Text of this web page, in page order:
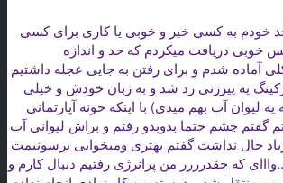
خودم به کسی خیر و خوبی یا کاری برای کسی
خوبی دریافت میکردم که حد و اندازه
آماده شدم و برای رفتن به جایی عجله داشتیم
یه پیرزنی رد شد و به زبان خودش و خیلی
لیوان آب بهم میدی) با اینکه خونه آپارتمانی
گفتم چشم حتما بدوبدو رفتم و براش لیوانی آب
حال نداشت گفتم بهتری ومیخوایی برسونیمت
که چقدرررر من پرانرژی رفتیم دنبال کارم و